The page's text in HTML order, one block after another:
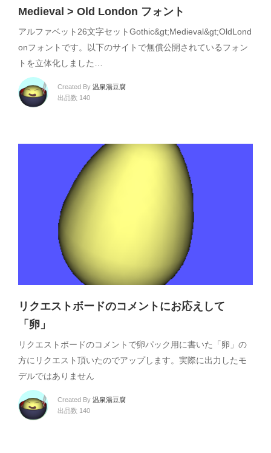
Medieval > Old London フォント
アルファベット26文字セットGothic&gt;Medieval&gt;OldLond
onフォントです。以下のサイトで無償公開されているフォン
トを立体化しました…
Created By 温泉湯豆腐
出品数 140
リクエストボードのコメントにお応えして
「卵」
リクエストボードのコメントで卵パック用に書いた「卵」の
方にリクエスト頂いたのでアップします。実際に出力したモ
デルではありません
Created By 温泉湯豆腐
出品数 140